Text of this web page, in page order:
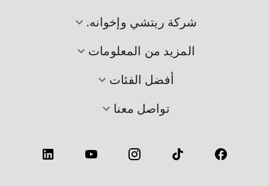
شركة ريتشي وإخوانه.
المزيد من المعلومات
أفضل الفئات
تواصل معنا